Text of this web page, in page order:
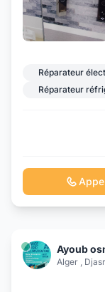
Réparateur
Réparateur
Ayoub
Alger ,